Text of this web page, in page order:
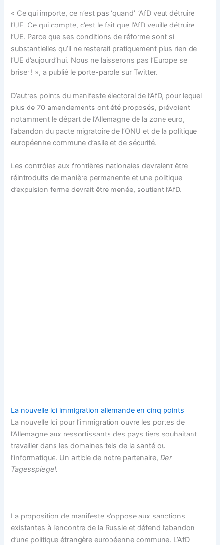
« Ce qui importe, ce n’est pas ‘quand’ l’AfD veut détruire
l’UE. Ce qui compte, c’est le fait que l’AfD veuille détruire
l’UE. Parce que ses conditions de réforme sont si
substantielles qu’il ne resterait pratiquement plus rien de
l’UE d’aujourd’hui. Nous ne laisserons pas l’Europe se
briser ! », a publié le porte-parole sur Twitter.
D’autres points du manifeste électoral de l’AfD, pour lequel
plus de 70 amendements ont été proposés, prévoient
notamment le départ de l’Allemagne de la zone euro,
l’abandon du pacte migratoire de l’ONU et de la politique
européenne commune d’asile et de sécurité.
Les contrôles aux frontières nationales devraient être
réintroduits de manière permanente et une politique
d’expulsion ferme devrait être menée, soutient l’AfD.
La nouvelle loi immigration allemande en cinq points
La nouvelle loi pour l’immigration ouvre les portes de
l’Allemagne aux ressortissants des pays tiers souhaitant
travailler dans les domaines tels de la santé ou
l’informatique. Un article de notre partenaire, Der
Tagesspiegel.
La proposition de manifeste s’oppose aux sanctions
existantes à l’encontre de la Russie et défend l’abandon
d’une politique étrangère européenne commune. L’AfD